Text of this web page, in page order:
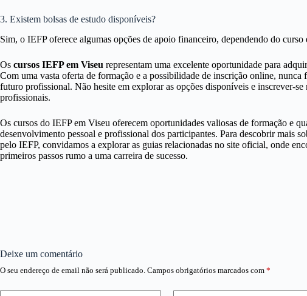
3. Existem bolsas de estudo disponíveis?
Sim, o IEFP oferece algumas opções de apoio financeiro, dependendo do curso
Os cursos IEFP em Viseu representam uma excelente oportunidade para
Com uma vasta oferta de formação e a possibilidade de inscrição online,
futuro profissional. Não hesite em explorar as opções disponíveis e inscrever-se
profissionais.
Os cursos do IEFP em Viseu oferecem oportunidades valiosas de formação e
desenvolvimento pessoal e profissional dos participantes. Para descobrir mais
pelo IEFP, convidamos a explorar as guias relacionadas no site oficial, onde
primeiros passos rumo a uma carreira de sucesso.
Deixe um comentário
O seu endereço de email não será publicado. Campos obrigatórios marcados com *